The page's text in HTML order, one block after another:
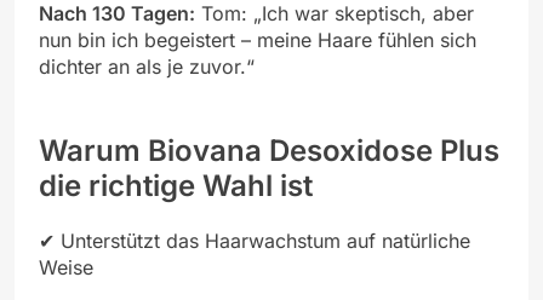
Nach 130 Tagen: Tom: „Ich war skeptisch, aber
nun bin ich begeistert – meine Haare fühlen sich
dichter an als je zuvor.“
Warum Biovana Desoxidose Plus
die richtige Wahl ist
✔ Unterstützt das Haarwachstum auf natürliche
Weise